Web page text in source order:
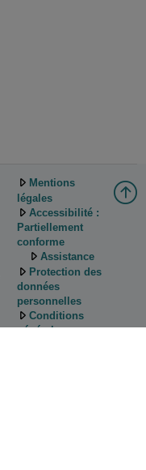
Mentions
légales
Accessibilité :
Partiellement
conforme
Assistance
Protection des
données
personnelles
Conditions
générales